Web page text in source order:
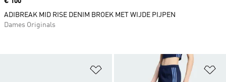
Op verlanglijst zetten
ADIBREAK MID RISE DENIM BROEK MET WIJDE PIJPEN
Dames Originals